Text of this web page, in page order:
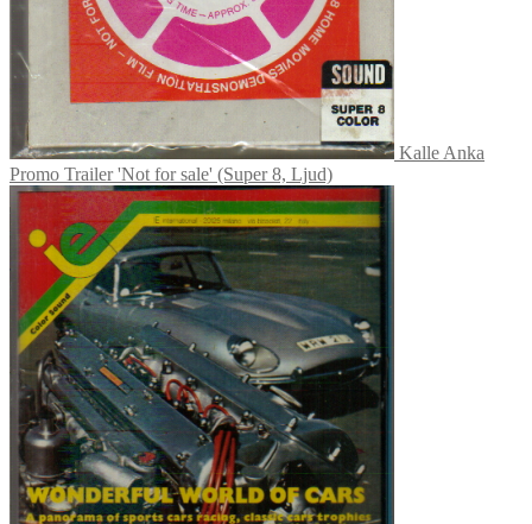
Kalle Anka
Promo Trailer 'Not for sale' (Super 8, Ljud)